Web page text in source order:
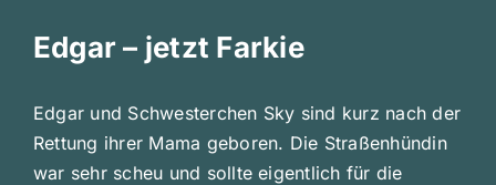
Edgar – jetzt Farkie
Edgar und Schwesterchen Sky sind kurz nach der
Rettung ihrer Mama geboren. Die Straßenhündin
war sehr scheu und sollte eigentlich für die